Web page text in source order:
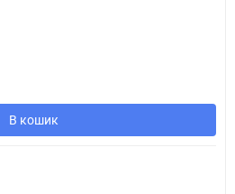
В кошик